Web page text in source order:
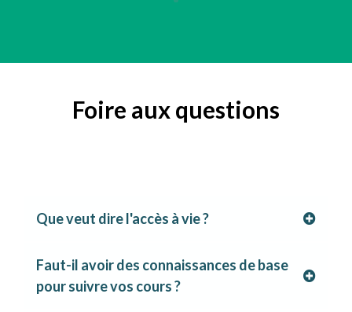
Foire aux questions
Que veut dire l'accès à vie ?
Faut-il avoir des connaissances de base
pour suivre vos cours ?